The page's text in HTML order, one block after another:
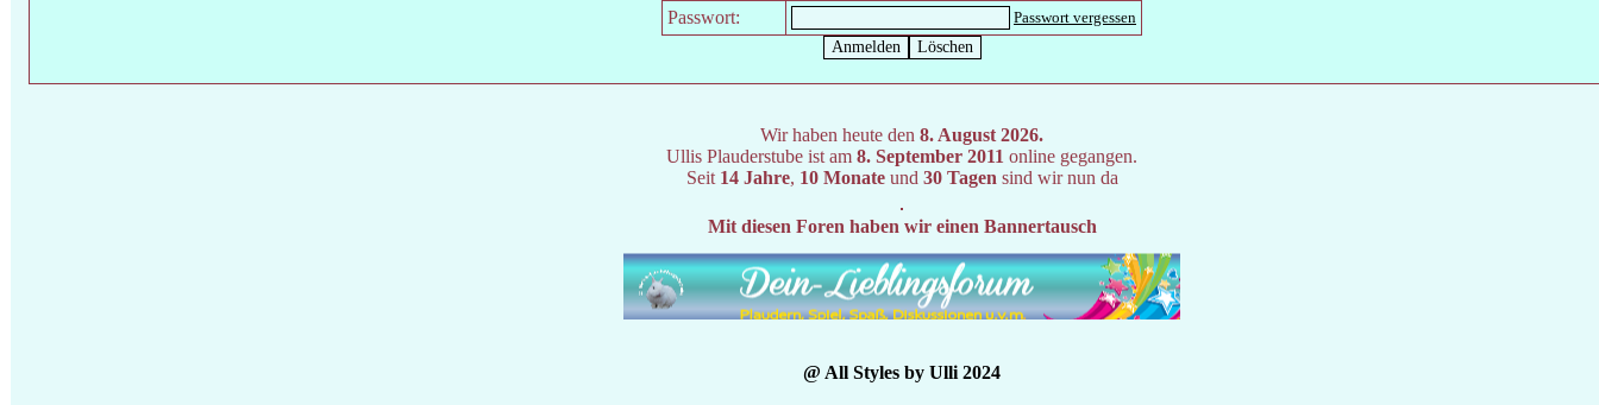
Passwort: Passwort vergessen
Wir haben heute den 8. August 2026.
Ullis Plauderstube ist am 8. September 2011 online gegangen.
Seit 14 Jahre, 10 Monate und 30 Tagen sind wir nun da
Mit diesen Foren haben wir einen Bannertausch
@ All Styles by Ulli 2024